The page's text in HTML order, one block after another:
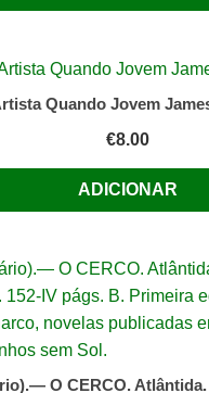
Quando Jovem
€8.00
ADICIONAR
O CERCO. Atlântida.